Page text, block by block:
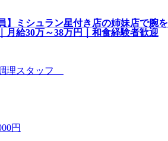
】ミシュラン星付き店の姉妹店で腕を
月給30万～38万円｜和食経験者歓迎
理スタッフ
円